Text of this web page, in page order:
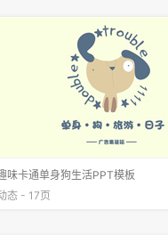
味卡通单身狗生活PPT模板
态 - 17页